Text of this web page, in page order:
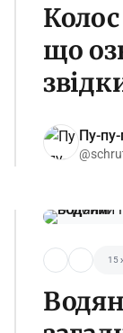
що
Пу-
15